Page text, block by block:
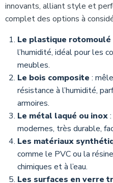
innovants, alliant style et
complet des options à
Le plastique rotomoulé
l’humidité, idéal pour les
meubles.
Le bois composite :
résistance à l’humidité,
armoires.
Le métal laqué ou inox
modernes, très durable,
Les matériaux
comme le PVC ou la
chimiques et à l’eau.
Les surfaces en verre